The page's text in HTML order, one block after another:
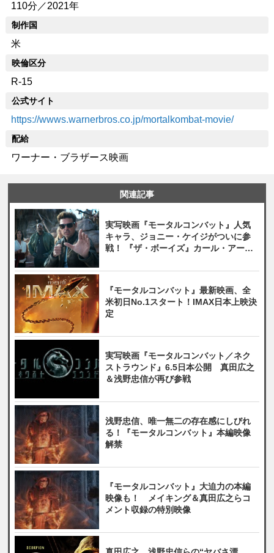
110分／2021年
制作国
米
映倫区分
R-15
公式サイト
https://wwws.warnerbros.co.jp/mortalkombat-movie/
配給
ワーナー・ブラザース映画
関連記事
実写映画『モータルコンバット』人気
キャラ、ジョニー・ケイジがついに参
戦！ 『ザ・ボーイズ』カール・アーバ
『モータルコンバット』最新映画、全
米初日No.1スタート！IMAX日本上映決
定
実写映画『モータルコンバット／ネク
ストラウンド』6.5日本公開 真田広之
＆浅野忠信が再び参戦
浅野忠信、唯一無二の存在感にしびれ
る！『モータルコンバット』本編映像
解禁
『モータルコンバット』大迫力の本編
映像も！ メイキング＆真田広之らコ
メント収録の特別映像